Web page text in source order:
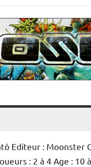
Editeur : Moonster
: 2 à 4 Age : 10